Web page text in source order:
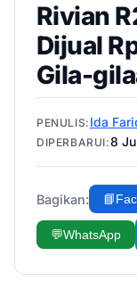
Rivian
Dijual
Gila-
PENULIS: Ida
DIPERBARUI:8
Bagikan: 📘
💬WhatsApp